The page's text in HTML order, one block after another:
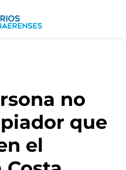
no
que
el